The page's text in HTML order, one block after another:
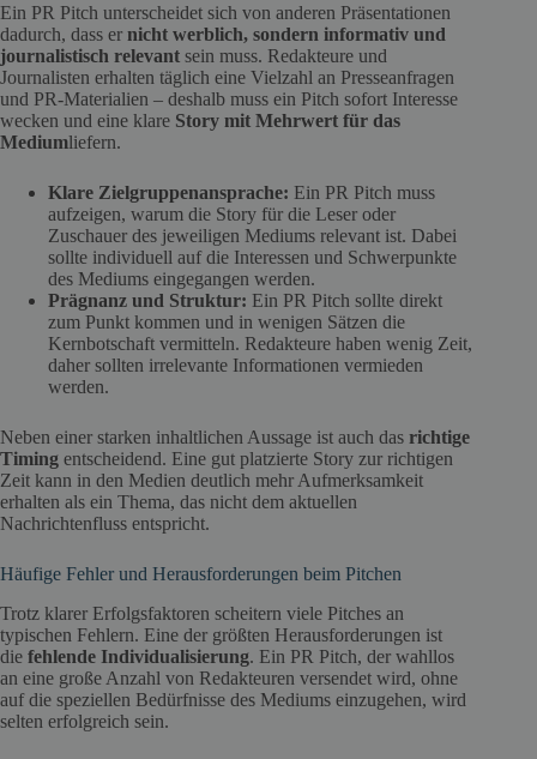
Ein PR Pitch unterscheidet sich von anderen Präsentationen
dadurch, dass er nicht werblich, sondern informativ und
journalistisch relevant sein muss. Redakteure und
Journalisten erhalten täglich eine Vielzahl an Presseanfragen
und PR-Materialien – deshalb muss ein Pitch sofort Interesse
wecken und eine klare Story mit Mehrwert für das
Mediumliefern.
Klare Zielgruppenansprache: Ein PR Pitch muss
aufzeigen, warum die Story für die Leser oder
Zuschauer des jeweiligen Mediums relevant ist. Dabei
sollte individuell auf die Interessen und Schwerpunkte
des Mediums eingegangen werden.
Prägnanz und Struktur: Ein PR Pitch sollte direkt
zum Punkt kommen und in wenigen Sätzen die
Kernbotschaft vermitteln. Redakteure haben wenig Zeit,
daher sollten irrelevante Informationen vermieden
werden.
Neben einer starken inhaltlichen Aussage ist auch das richtige
Timing entscheidend. Eine gut platzierte Story zur richtigen
Zeit kann in den Medien deutlich mehr Aufmerksamkeit
erhalten als ein Thema, das nicht dem aktuellen
Nachrichtenfluss entspricht.
Häufige Fehler und Herausforderungen beim Pitchen
Trotz klarer Erfolgsfaktoren scheitern viele Pitches an
typischen Fehlern. Eine der größten Herausforderungen ist
die fehlende Individualisierung. Ein PR Pitch, der wahllos
an eine große Anzahl von Redakteuren versendet wird, ohne
auf die speziellen Bedürfnisse des Mediums einzugehen, wird
selten erfolgreich sein.